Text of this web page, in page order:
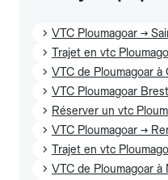
VTC Ploumagoar →
Trajet en vtc
VTC de Ploumagoar à
VTC Ploumagoar Brest
Réserver un vtc
VTC Ploumagoar →
Trajet en vtc
VTC de Ploumagoar à